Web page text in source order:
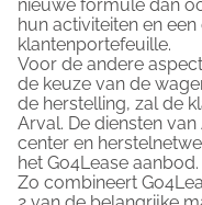
nieuwe formule dan
hun activiteiten en
klantenportefeuille.
Voor de andere
de keuze van de
de herstelling, zal de
Arval. De diensten
center en
het Go4Lease aanbod.
Zo combineert